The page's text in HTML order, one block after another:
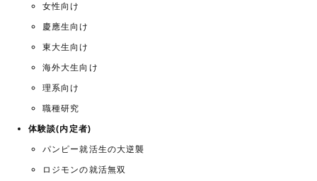
女性向け
慶應生向け
東大生向け
海外大生向け
理系向け
職種研究
体験談(内定者)
パンピー就活生の大逆襲
ロジモンの就活無双